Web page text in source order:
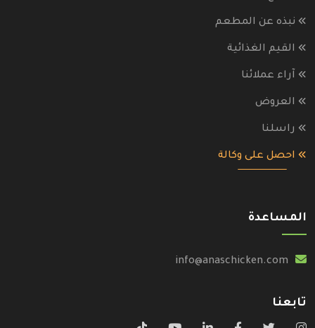
نبذه عن المطعم
القيم الغذائية
آراء عملائنا
العروض
راسلنا
احصل على وكالة
المساعدة
info@anaschicken.com
تابعنا